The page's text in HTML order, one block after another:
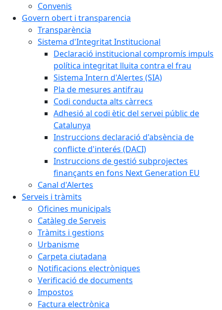
Convenis
Govern obert i transparencia
Transparència
Sistema d'Integritat Institucional
Declaració institucional compromís impuls
política integritat lluita contra el frau
Sistema Intern d'Alertes (SIA)
Pla de mesures antifrau
Codi conducta alts càrrecs
Adhesió al codi ètic del servei públic de
Catalunya
Instruccions declaració d'absència de
conflicte d'interés (DACI)
Instruccions de gestió subprojectes
finançants en fons Next Generation EU
Canal d'Alertes
Serveis i tràmits
Oficines municipals
Catàleg de Serveis
Tràmits i gestions
Urbanisme
Carpeta ciutadana
Notificacions electròniques
Verificació de documents
Impostos
Factura electrònica